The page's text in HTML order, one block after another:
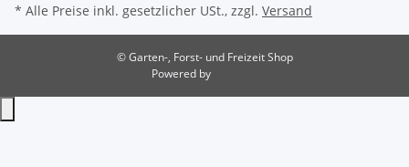
* Alle Preise inkl. gesetzlicher USt., zzgl. Versand
© Garten-, Forst- und Freizeit Shop
Powered by